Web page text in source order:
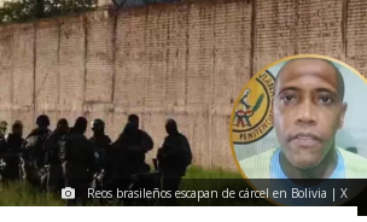
Reos brasileños escapan de cárcel en Bolivia | X